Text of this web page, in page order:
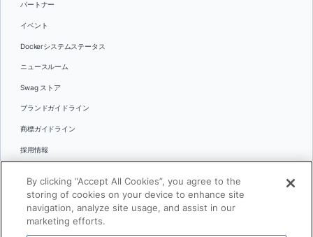
パートナー
イベント
Dockerシステムステータス
ニュースルーム
Swag ストア
ブランドガイドライン
商標ガイドライン
採用情報
言語
日本語
By clicking “Accept All Cookies”, you agree to the
storing of cookies on your device to enhance site
navigation, analyze site usage, and assist in our
marketing efforts.